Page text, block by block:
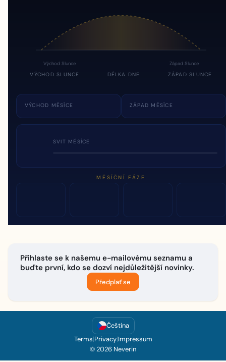
Východ Slunce Západ Slunce
VÝCHOD SLUNCE DÉLKA DNE ZÁPAD SLUNCE
VÝCHOD MĚSÍCE ZÁPAD MĚSÍCE
SVIT MĚSÍCE
MĚSÍČNÍ FÁZE
Přihlaste se k našemu e-mailovému seznamu a
buďte první, kdo se dozví nejdůležitější novinky.
Předplať se
Čeština
Terms|Privacy|Impressum
© 2026 Neverin